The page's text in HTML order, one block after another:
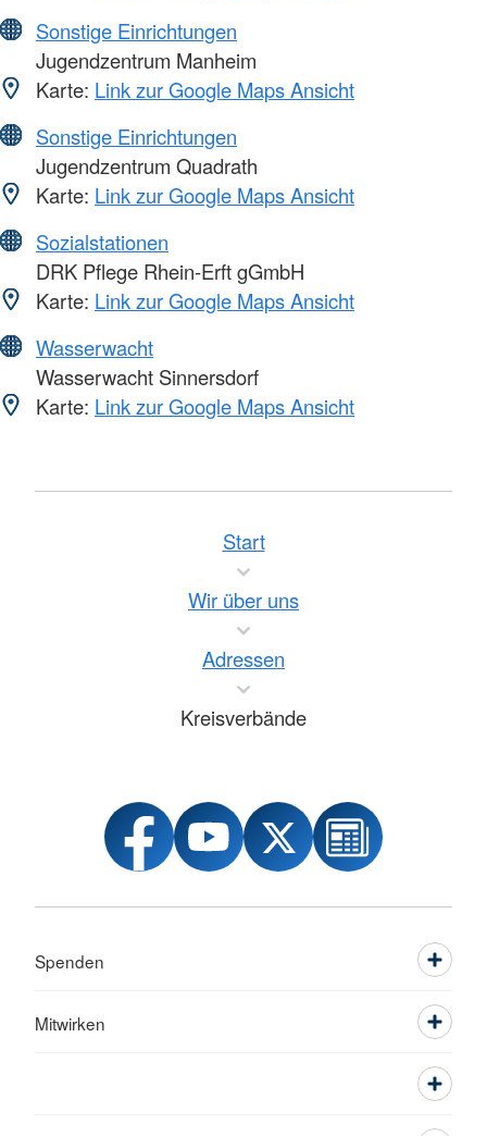
Sonstige Einrichtungen
Jugendzentrum Manheim
Karte: Link zur Google Maps Ansicht
Sonstige Einrichtungen
Jugendzentrum Quadrath
Karte: Link zur Google Maps Ansicht
Sozialstationen
DRK Pflege Rhein-Erft gGmbH
Karte: Link zur Google Maps Ansicht
Wasserwacht
Wasserwacht Sinnersdorf
Karte: Link zur Google Maps Ansicht
Start
Wir über uns
Adressen
Kreisverbände
Spenden
Mitwirken